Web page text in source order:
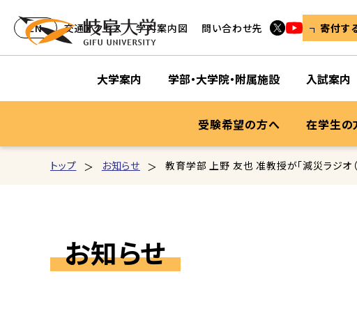
大学案内 学部・大学院・附属施設 入試案内
受験希望の方へ 在学生の
EN 交通アクセス 学内案内図 問い合わせ先 寄付す
トップ お知らせ 教育学部 上野 友也 准教授が「減災ラジオ（
お知らせ